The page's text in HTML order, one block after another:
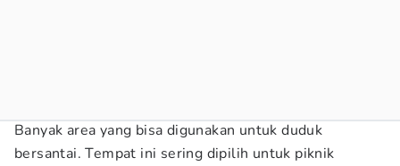
Banyak area yang bisa digunakan untuk duduk
bersantai. Tempat ini sering dipilih untuk piknik